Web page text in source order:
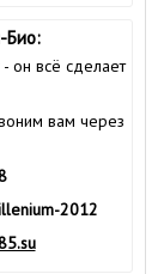
Био:
он всё сделает
вам через
2012